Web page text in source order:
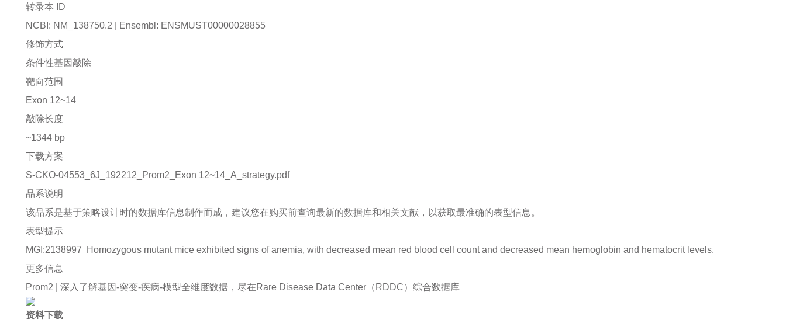
转录本 ID
NCBI: NM_138750.2 | Ensembl: ENSMUST00000028855
修饰方式
条件性基因敲除
靶向范围
Exon 12~14
敲除长度
~1344 bp
下载方案
S-CKO-04553_6J_192212_Prom2_Exon 12~14_A_strategy.pdf
品系说明
该品系是基于策略设计时的数据库信息制作而成，建议您在购买前查询最新的数据库和相关文献，以获取最准确的表型信息。
表型提示
MGI:2138997
Homozygous mutant mice exhibited signs of anemia, with decreased mean red blood cell count and decreased mean hemoglobin and hematocrit levels.
更多信息
Prom2 | 深入了解基因-突变-疾病-模型全维度数据，尽在Rare Disease Data Center（RDDC）综合数据库
资料下载